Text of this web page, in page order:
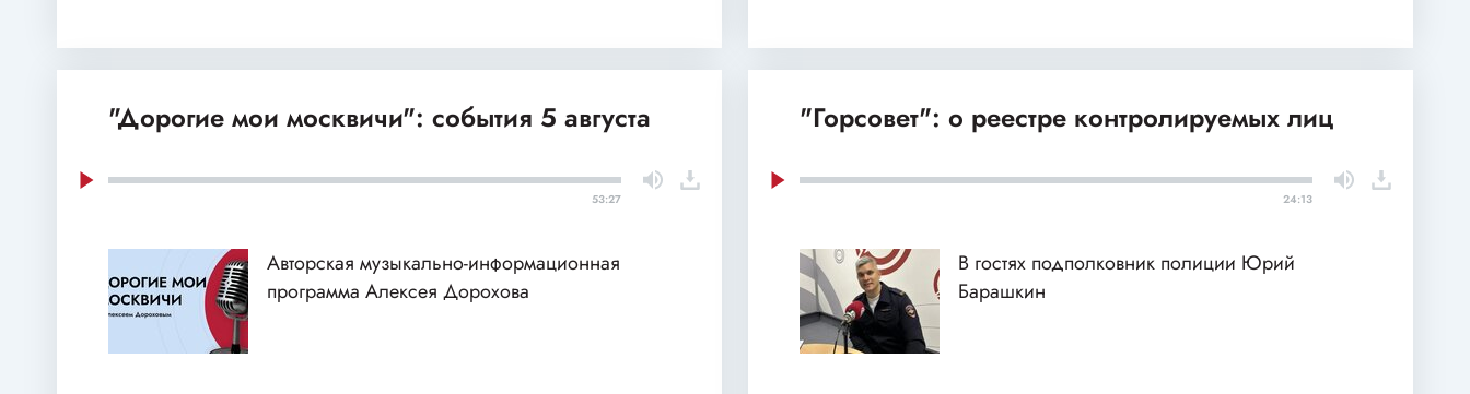
"Дорогие мои москвичи": события 5 августа
53:27
Авторская музыкально-информационная
программа Алексея Дорохова
"Горсовет": о реестре контролируемых лиц
24:13
В гостях подполковник полиции Юрий
Барашкин